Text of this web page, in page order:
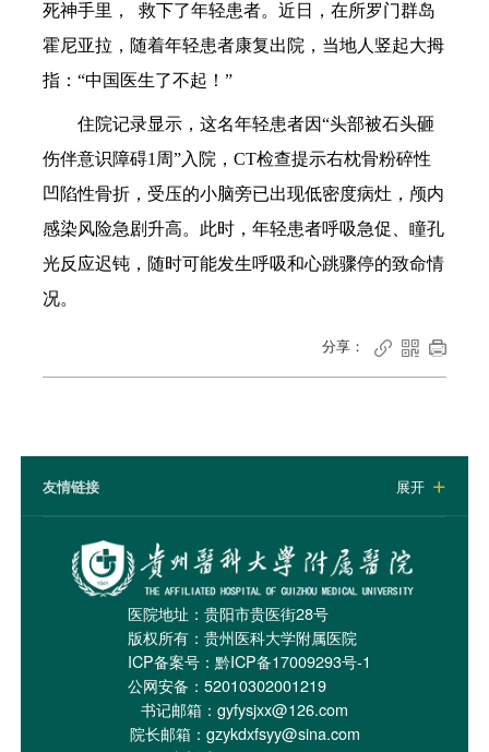
死神手里， 救下了年轻患者。近日，在所罗门群岛
霍尼亚拉，随着年轻患者康复出院，当地人竖起大拇
指：“中国医生了不起！”
住院记录显示，这名年轻患者因“头部被石头砸
伤伴意识障碍1周”入院，CT检查提示右枕骨粉碎性
凹陷性骨折，受压的小脑旁已出现低密度病灶，颅内
感染风险急剧升高。此时，年轻患者呼吸急促、瞳孔
光反应迟钝，随时可能发生呼吸和心跳骤停的致命情
况。
分享：   
友情链接 展开 
医院地址：贵阳市贵医街28号
版权所有：贵州医科大学附属医院
ICP备案号： 黔ICP备17009293号-1
公网安备：52010302001219
书记邮箱：gyfysjxx@126.com
院长邮箱：gzykdxfsyy@sina.com